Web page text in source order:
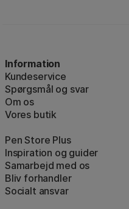
Information
Kundeservice
Spørgsmål og svar
Om os
Vores butik
Pen Store Plus
Inspiration og guider
Samarbejd med os
Bliv forhandler
Socialt ansvar